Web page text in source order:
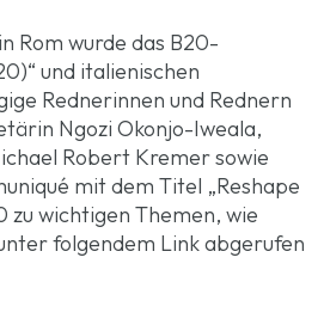
Rom wurde das B20-
und italienischen
Rednerinnen und Rednern
Ngozi Okonjo-Iweala,
Robert Kremer sowie
mit dem Titel „Reshape
zu wichtigen Themen, wie
folgendem Link abgerufen